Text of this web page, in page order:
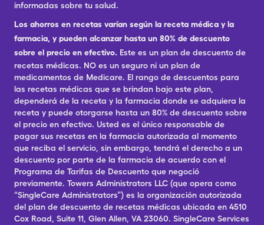
informadas sobre tu salud.
Los ahorros en recetas varían según la receta médica y la
farmacia, y pueden alcanzar hasta un 80% de descuento
sobre el precio en efectivo. Este es un plan de descuento de
recetas médicas. NO es un seguro ni un plan de
medicamentos de Medicare. El rango de descuentos para
las recetas médicas que se brindan bajo este plan,
dependerá de la receta y la farmacia donde se adquiera la
receta y puede otorgarse hasta un 80% de descuento sobre
el precio en efectivo. Usted es el único responsable de
pagar sus recetas en la farmacia autorizada al momento
que reciba el servicio, sin embargo, tendrá el derecho a un
descuento por parte de la farmacia de acuerdo con el
Programa de Tarifas de Descuento que negoció
previamente. Towers Administrators LLC (que opera como
“SingleCare Administrators”) es la organización autorizada
del plan de descuento de recetas médicas ubicada en 4510
Cox Road, Suite 11, Glen Allen, VA 23060. SingleCare Services